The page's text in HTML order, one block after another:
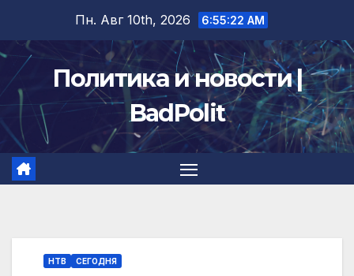
содержимому
Пн. Авг 10th, 2026 6:55:22 AM
Политика и новости |
BadPolit
НТВ СЕГОДНЯ